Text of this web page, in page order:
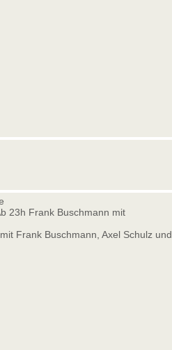
23h Frank Buschmann mit
Frank Buschmann, Axel Schulz und